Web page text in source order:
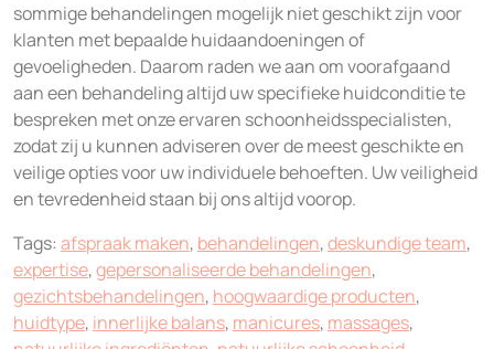
sommige behandelingen mogelijk niet geschikt zijn voor
klanten met bepaalde huidaandoeningen of
gevoeligheden. Daarom raden we aan om voorafgaand
aan een behandeling altijd uw specifieke huidconditie te
bespreken met onze ervaren schoonheidsspecialisten,
zodat zij u kunnen adviseren over de meest geschikte en
veilige opties voor uw individuele behoeften. Uw veiligheid
en tevredenheid staan bij ons altijd voorop.
Tags: afspraak maken, behandelingen,deskundige team,
expertise,gepersonaliseerde behandelingen,
gezichtsbehandelingen, hoogwaardige producten,
huidtype, innerlijke balans, manicures, massages,